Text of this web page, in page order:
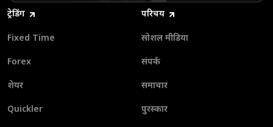
ट्रेडिंग
Fixed Time
Forex
शेयर
Quickler
परिचय
सोशल मीडिया
संपर्क
समाचार
पुरस्कार